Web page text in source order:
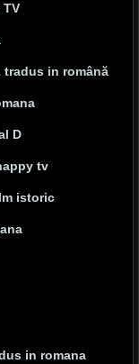
TV
in română
D
tv
istoric
in romana